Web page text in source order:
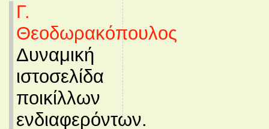
Γ.
Θεοδωρακόπουλος
Δυναμική
ιστοσελίδα
ποικίλλων
ενδιαφερόντων.